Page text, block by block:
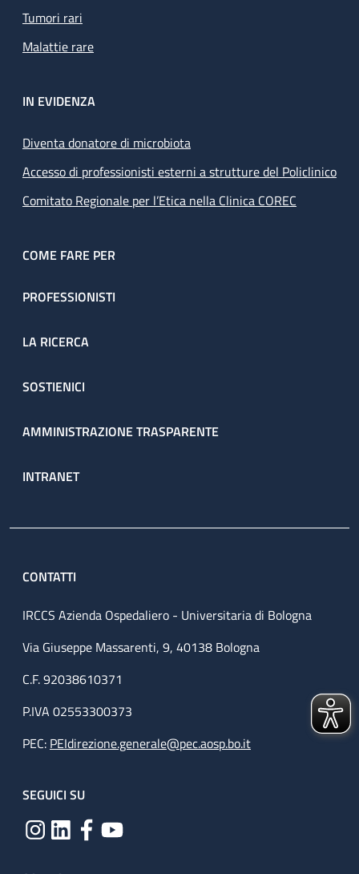
Tumori rari
Malattie rare
IN EVIDENZA
Diventa donatore di microbiota
Accesso di professionisti esterni a strutture del Policlinico
Comitato Regionale per l’Etica nella Clinica COREC
COME FARE PER
PROFESSIONISTI
LA RICERCA
SOSTIENICI
AMMINISTRAZIONE TRASPARENTE
INTRANET
CONTATTI
IRCCS Azienda Ospedaliero - Universitaria di Bologna
Via Giuseppe Massarenti, 9, 40138 Bologna
C.F. 92038610371
P.IVA 02553300373
PEC: PEIdirezione.generale@pec.aosp.bo.it
SEGUICI SU